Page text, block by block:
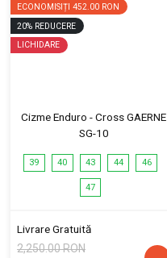
ECONOMISIȚI 452.00 RON
20% REDUCERE
LICHIDARE
Cizme Enduro - Cross GAERNE
SG-10
39 40 43 44 46
47
Livrare Gratuită
2,250.00 RON